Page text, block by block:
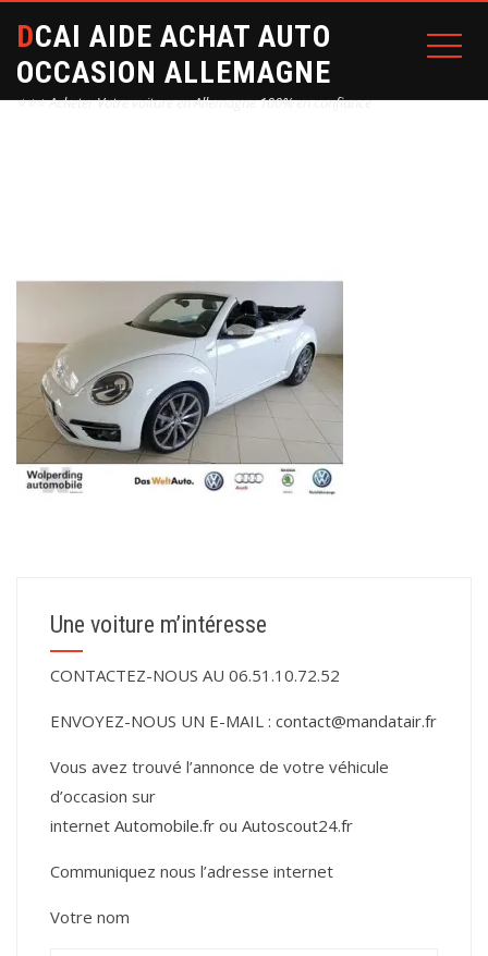
DCAI AIDE ACHAT AUTO
OCCASION ALLEMAGNE
⭐⭐⭐ Acheter Votre voiture en Allemagne 100% en confiance
Une voiture m’intéresse
CONTACTEZ-NOUS AU 06.51.10.72.52
ENVOYEZ-NOUS UN E-MAIL : contact@mandatair.fr
Vous avez trouvé l’annonce de votre véhicule
d’occasion sur
internet Automobile.fr ou Autoscout24.fr
Communiquez nous l’adresse internet
Votre nom